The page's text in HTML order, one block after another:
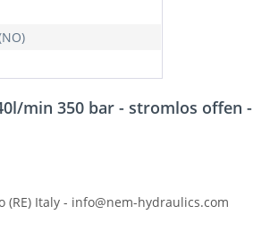
min 350 bar - stromlos offen -
(RE) Italy - info@nem-hydraulics.com